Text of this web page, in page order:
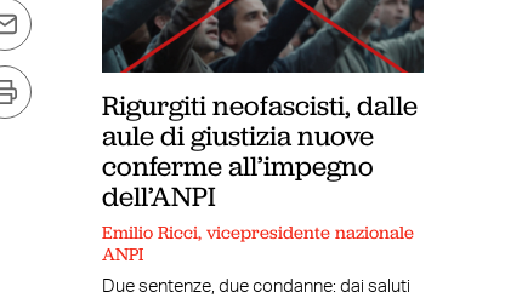
Rigurgiti neofascisti, dalle
aule di giustizia nuove
conferme all’impegno
dell’ANPI
Emilio Ricci, vicepresidente nazionale
ANPI
Due sentenze, due condanne: dai saluti